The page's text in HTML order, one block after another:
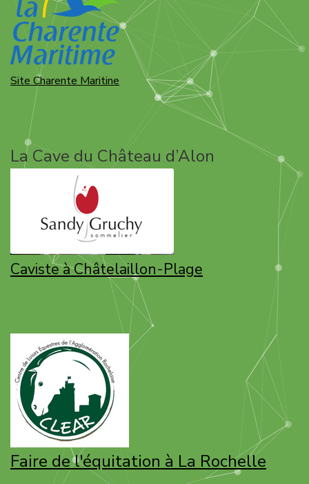
Site Charente Maritine
La Cave du Château d’Alon
Caviste à Châtelaillon-Plage
Faire de l'équitation à La Rochelle